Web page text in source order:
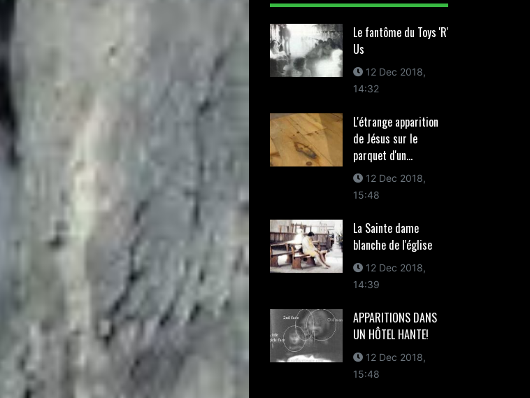
Le fantôme du Toys 'R'
Us
12 Dec 2018,
14:32
L'étrange apparition
de Jésus sur le
parquet d'un...
12 Dec 2018,
15:48
La Sainte dame
blanche de l'église
12 Dec 2018,
14:39
APPARITIONS DANS
UN HÔTEL HANTE!
12 Dec 2018,
15:48